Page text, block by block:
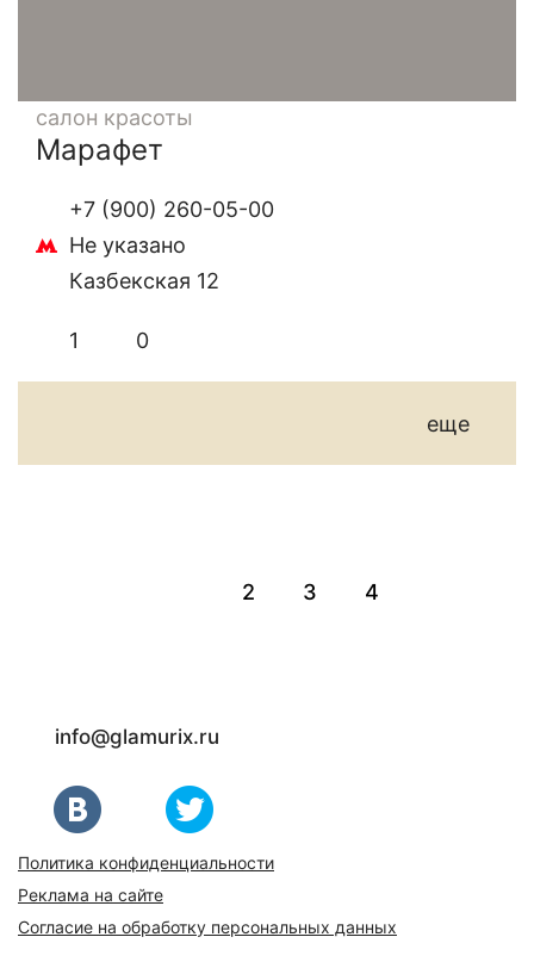
салон красоты
Марафет
+7 (900) 260-05-00
Не указано
Казбекская 12
1 0
еще
2 3 4
info@glamurix.ru
Политика конфиденциальности
Реклама на сайте
Согласие на обработку персональных данных